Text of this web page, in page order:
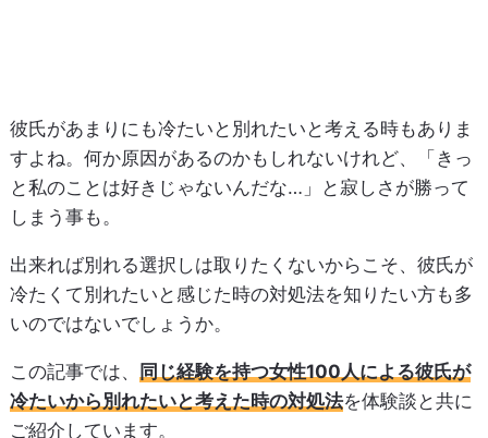
彼氏があまりにも冷たいと別れたいと考える時もありま
すよね。何か原因があるのかもしれないけれど、「きっ
と私のことは好きじゃないんだな…」と寂しさが勝って
しまう事も。
出来れば別れる選択しは取りたくないからこそ、彼氏が
冷たくて別れたいと感じた時の対処法を知りたい方も多
いのではないでしょうか。
この記事では、
同じ経験を持つ女性100人による彼氏が
冷たいから別れたいと考えた時の対処法を体験談と共に
ご紹介しています。